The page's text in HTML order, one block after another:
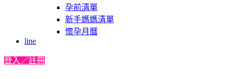
孕前清單
新手媽媽清單
懷孕月曆
line
登入／註冊